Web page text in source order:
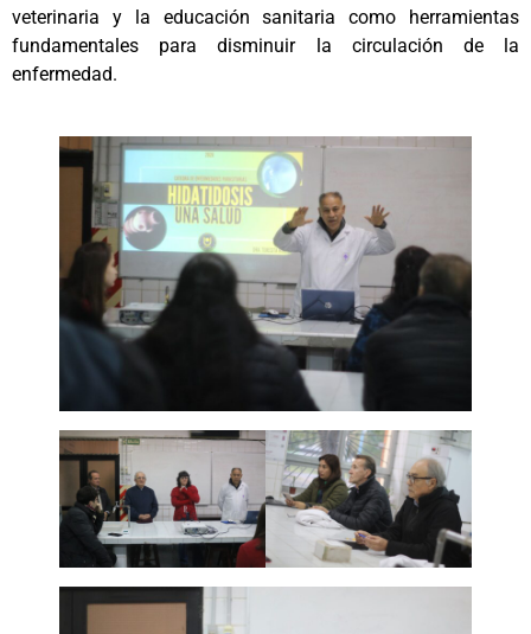
veterinaria y la educación sanitaria como herramientas
fundamentales para disminuir la circulación de la
enfermedad.